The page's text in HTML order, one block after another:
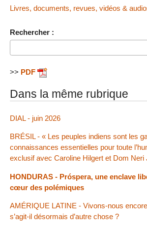
Livres, documents, revues, vidéos &
Rechercher :
>> PDF
Dans la même rubrique
DIAL - juin 2026
BRÉSIL - « Les peuples indiens sont les
connaissances essentielles pour toute
exclusif avec Caroline Hilgert et Dom Neri
HONDURAS - Próspera, une enclave
cœur des polémiques
AMÉRIQUE LATINE - Vivons-nous
s’agit-il désormais d’autre chose ?